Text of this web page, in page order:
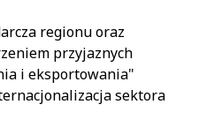
regionu oraz
przyjaznych
i eksportowania"
sektora